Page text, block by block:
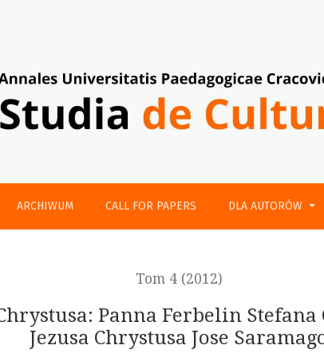
Stefana Chwina oraz Ewangelia według Jezusa
ARCHIWUM CALL FOR PAPERS DLA AUTORÓW
Tom 4 (2012)
Panna Ferbelin
Jezusa Chrystusa Jose